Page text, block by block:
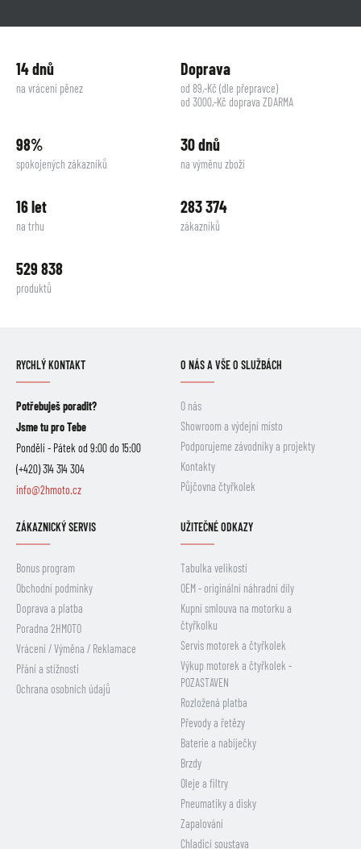
14 dnů
na vrácení pěnez
Doprava
od 89,-Kč (dle přepravce)
od 3000,-Kč doprava ZDARMA
98%
spokojených zákazníků
30 dnů
na výměnu zboží
16 let
na trhu
283 374
zákazníků
529 838
produktů
RYCHLÝ KONTAKT
Potřebuješ poradit?
Jsme tu pro Tebe
Pondělí - Pátek od 9:00 do 15:00
(+420) 314 314 304
info@2hmoto.cz
O NÁS A VŠE O SLUŽBÁCH
O nás
Showroom a výdejní místo
Podporujeme závodníky a projekty
Kontakty
Půjčovna čtyřkolek
ZÁKAZNICKÝ SERVIS
Bonus program
Obchodní podmínky
Doprava a platba
Poradna 2HMOTO
Vrácení / Výměna / Reklamace
Přání a stížnosti
Ochrana osobních údajů
UŽITEČNÉ ODKAZY
Tabulka velikostí
OEM - originální náhradní díly
Kupní smlouva na motorku a
čtyřkolku
Servis motorek a čtyřkolek
Výkup motorek a čtyřkolek -
POZASTAVEN
Rozložená platba
Převody a řetězy
Baterie a nabíječky
Brzdy
Oleje a filtry
Pneumatiky a disky
Zapalování
Chladicí soustava